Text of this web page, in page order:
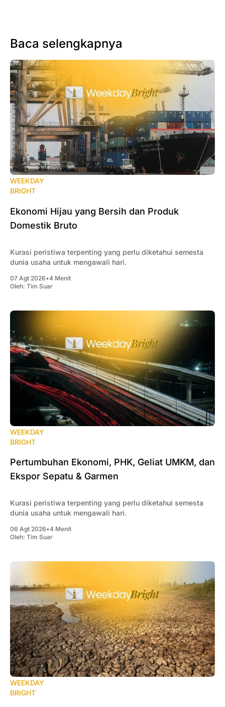
Baca selengkapnya
WEEKDAY
BRIGHT
Ekonomi Hijau yang Bersih dan Produk
Domestik Bruto
Kurasi peristiwa terpenting yang perlu diketahui semesta
dunia usaha untuk mengawali hari.
07 Agt 2026•4 Menit
Oleh: Tim Suar
WEEKDAY
BRIGHT
Pertumbuhan Ekonomi, PHK, Geliat UMKM, dan
Ekspor Sepatu & Garmen
Kurasi peristiwa terpenting yang perlu diketahui semesta
dunia usaha untuk mengawali hari.
06 Agt 2026•4 Menit
Oleh: Tim Suar
WEEKDAY
BRIGHT